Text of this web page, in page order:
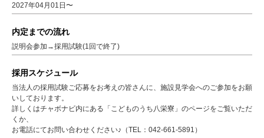
2027年04月01日〜
内定までの流れ
説明会参加→採用試験(1回で終了)
採用スケジュール
当法人の採用試験ご応募をお考えの皆さんに、施設見学会へのご参加をお願
いしております。
詳しくはチャボナビ内にある「こどものうち八栄寮」のページをご覧いただ
くか、
お電話にてお問い合わせください♪（TEL：042-661-5891）